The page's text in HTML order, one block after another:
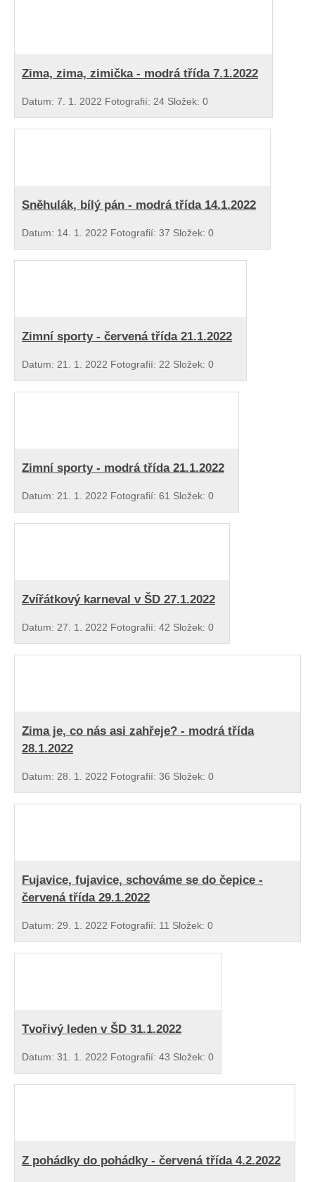
Zima, zima, zimička - modrá třída 7.1.2022
Datum: 7. 1. 2022 Fotografií: 24 Složek: 0
Sněhulák, bílý pán - modrá třída 14.1.2022
Datum: 14. 1. 2022 Fotografií: 37 Složek: 0
Zimní sporty - červená třída 21.1.2022
Datum: 21. 1. 2022 Fotografií: 22 Složek: 0
Zimní sporty - modrá třída 21.1.2022
Datum: 21. 1. 2022 Fotografií: 61 Složek: 0
Zvířátkový karneval v ŠD 27.1.2022
Datum: 27. 1. 2022 Fotografií: 42 Složek: 0
Zima je, co nás asi zahřeje? - modrá třída
28.1.2022
Datum: 28. 1. 2022 Fotografií: 36 Složek: 0
Fujavice, fujavice, schováme se do čepice -
červená třída 29.1.2022
Datum: 29. 1. 2022 Fotografií: 11 Složek: 0
Tvořivý leden v ŠD 31.1.2022
Datum: 31. 1. 2022 Fotografií: 43 Složek: 0
Z pohádky do pohádky - červená třída 4.2.2022